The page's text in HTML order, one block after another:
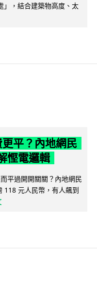
」，結合建築物高度、太
平？內地網民
慳電邏輯
平過開開關關？內地網民
118 元人民幣，有人飆到